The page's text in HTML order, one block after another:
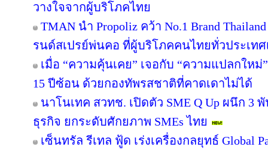
วางใจจากผู้บริโภคไทย
TMAN นำ Propoliz คว้า No.1 Brand
รนด์สเปรย์พ่นคอ ที่ผู้บริโภคคนไทยทั่วประเทศ
เมื่อ “ความคุ้นเคย” เจอกับ “ความแปลกใหม่
15 ปีซ้อน ด้วยกองทัพรสชาติที่คาดเดาไม่ได้
นาโนเทค สวทช. เปิดตัว SME Q Up ผนึก
ธุรกิจ ยกระดับศักยภาพ SMEs ไทย
เซ็นทรัล รีเทล ฟู้ด เร่งเครื่องกลยุทธ์ Global